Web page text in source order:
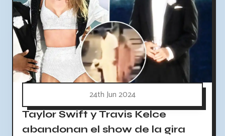
24th Jun 2024
Taylor Swift y Travis Kelce
abandonan el show de la gira